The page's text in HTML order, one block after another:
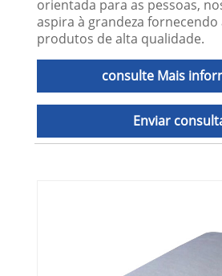
orientada para as pessoas,
aspira à grandeza fornecendo
produtos de alta qualidade.
consulte Mais
Enviar